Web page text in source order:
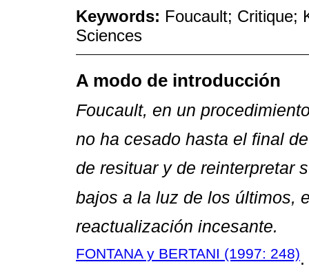
Keywords: Foucault; Critique;
Sciences
A modo de introducción
Foucault, en un
no ha cesado hasta el final
de resituar y de reinterpretar
bajos a la luz de los últimos,
reactualización incesante.
FONTANA y BERTANI (1997: 248).